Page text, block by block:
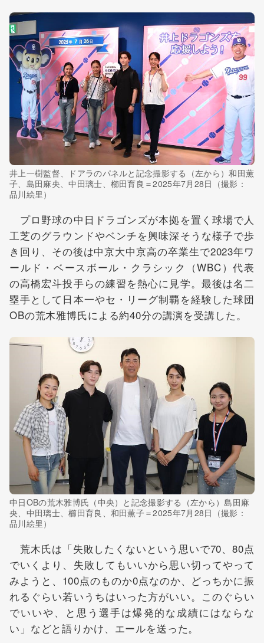
井上一樹監督、ドアラのパネルと記念撮影する（左から）和田薫
子、島田麻央、中田璃士、櫛田育良＝2025年7月28日（撮影：
品川絵里）
プロ野球の中日ドラゴンズが本拠を置く球場で人
工芝のグラウンドやベンチを興味深そうな様子で歩
き回り、その後は中京大中京高の卒業生で2023年ワ
ールド・ベースボール・クラシック（WBC）代表
の高橋宏斗投手らの練習を熱心に見学。最後は名二
塁手として日本一やセ・リーグ制覇を経験した球団
OBの荒木雅博氏による約40分の講演を受講した。
中日OBの荒木雅博氏（中央）と記念撮影する（左から）島田麻
央、中田璃士、櫛田育良、和田薫子＝2025年7月28日（撮影：
品川絵里）
荒木氏は「失敗したくないという思いで70、80点
でいくより、失敗してもいいから思い切ってやって
みようと、100点のものか0点なのか、どっちかに振
れるぐらい若いうちはいった方がいい。このぐらい
でいいや、と思う選手は爆発的な成績にはならな
い」などと語りかけ、エールを送った。